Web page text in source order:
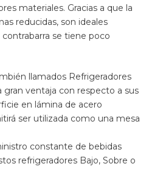
materiales. Gracias a que la
reducidas, son ideales
se tiene poco
llamados Refrigeradores
gran ventaja con respecto a sus
en lámina de acero
ser utilizada como una mesa
constante de bebidas
refrigeradores Bajo, Sobre o